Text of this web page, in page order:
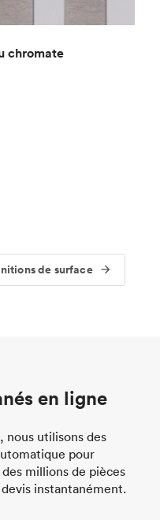
chromate
de surface
en ligne
nous utilisons des
pour
millions de pièces
instantanément.